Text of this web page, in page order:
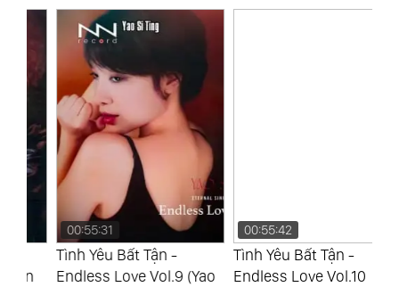
00:55:31
Tình Yêu Bất Tận -
Endless Love Vol.9 (Yao
00:55:42
Tình Yêu Bất Tận -
Endless Love Vol.10